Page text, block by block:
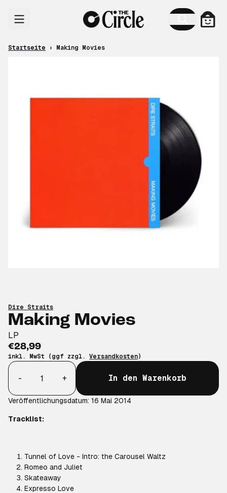
Startseite › Making Movies
Dire Straits
Making Movies
LP
€28,99
inkl. MwSt (ggf zzgl. Versandkosten)
Anzahl
-
+ In den Warenkorb
Veröffentlichungsdatum: 16 Mai 2014
Tracklist:
Tunnel of Love - Intro: the Carousel Waltz
Romeo and Juliet
Skateaway
Expresso Love